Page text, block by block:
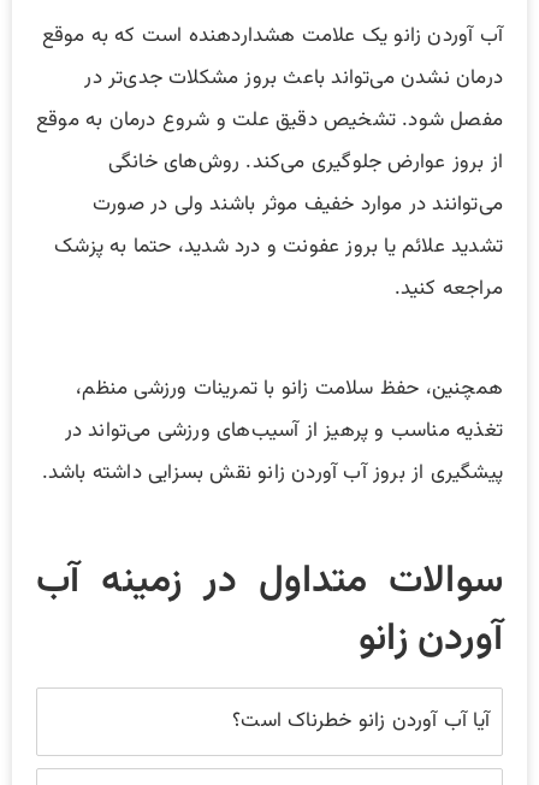
آب آوردن زانو یک علامت هشداردهنده است که به موقع
درمان نشدن می‌تواند باعث بروز مشکلات جدی‌تر در
مفصل شود. تشخیص دقیق علت و شروع درمان به موقع
از بروز عوارض جلوگیری می‌کند. روش‌های خانگی
می‌توانند در موارد خفیف موثر باشند ولی در صورت
تشدید علائم یا بروز عفونت و درد شدید، حتما به پزشک
مراجعه کنید.
همچنین، حفظ سلامت زانو با تمرینات ورزشی منظم،
تغذیه مناسب و پرهیز از آسیب‌های ورزشی می‌تواند در
پیشگیری از بروز آب آوردن زانو نقش بسزایی داشته باشد.
سوالات متداول در زمینه آب
آوردن زانو
آیا آب آوردن زانو خطرناک است؟